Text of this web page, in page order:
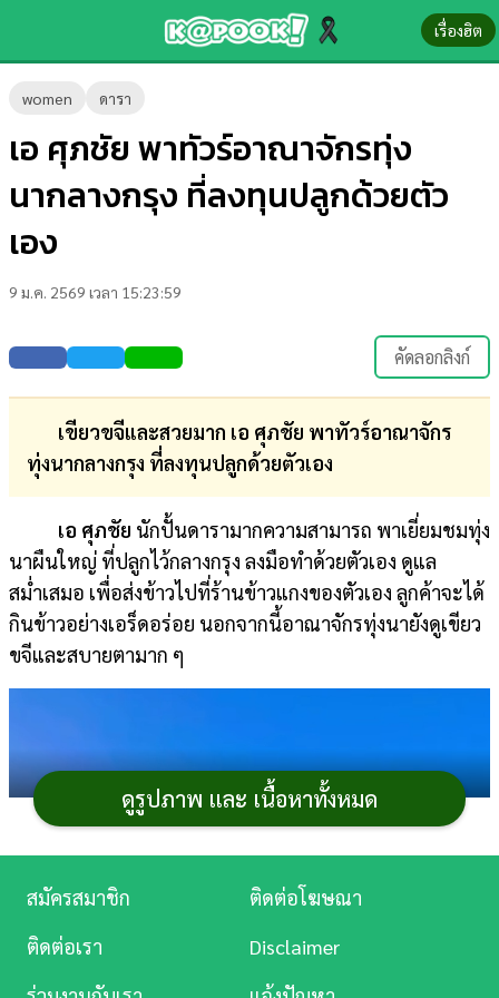
เรื่องฮิต
women ดารา
เอ ศุภชัย พาทัวร์อาณาจักรทุ่ง
นากลางกรุง ที่ลงทุนปลูกด้วยตัว
เอง
9 ม.ค. 2569 เวลา 15:23:59
คัดลอกลิงก์
เขียวขจีและสวยมาก เอ ศุภชัย พาทัวร์อาณาจักร
ทุ่งนากลางกรุง ที่ลงทุนปลูกด้วยตัวเอง
เอ ศุภชัย นักปั้นดารามากความสามารถ พาเยี่ยมชมทุ่ง
นาผืนใหญ่ ที่ปลูกไว้กลางกรุง ลงมือทำด้วยตัวเอง ดูแล
สม่ำเสมอ เพื่อส่งข้าวไปที่ร้านข้าวแกงของตัวเอง ลูกค้าจะได้
กินข้าวอย่างเอร็ดอร่อย นอกจากนี้อาณาจักรทุ่งนายังดูเขียว
ขจีและสบายตามาก ๆ
ดูรูปภาพ และ เนื้อหาทั้งหมด
ข่าว-
ความ
รู้
บันเทิง
ตรวจ
หวย
บอล
การ
เงิน
การ
ศึกษา
ดู
หนัง
สมัครสมาชิก
ติดต่อโฆษณา
ติดต่อเรา
Disclaimer